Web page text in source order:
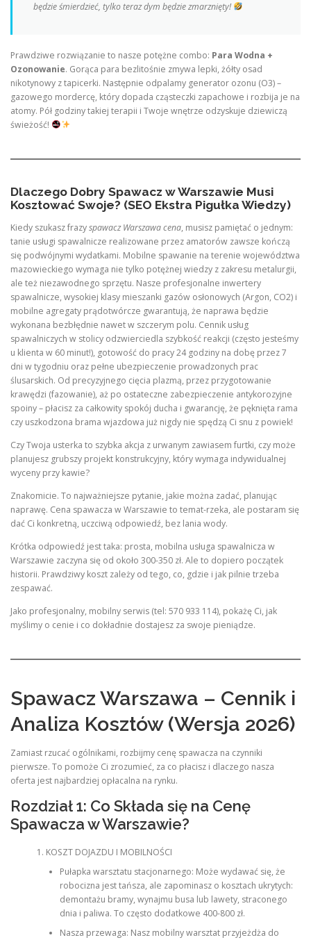
będzie śmierdzieć, tylko teraz dym będzie zmarznięty!
Prawdziwe rozwiązanie to nasze potężne combo: Para Wodna +
Ozonowanie. Gorąca para bezlitośnie zmywa lepki, żółty osad
nikotynowy z tapicerki. Następnie odpalamy generator ozonu (O3) –
gazowego mordercę, który dopada cząsteczki zapachowe i rozbija je na
atomy. Pół godziny takiej terapii i Twoje wnętrze odzyskuje dziewiczą
świeżość!
Dlaczego Dobry Spawacz w Warszawie Musi
Kosztować Swoje? (SEO Ekstra Pigułka Wiedzy)
Kiedy szukasz frazyspawacz Warszawa cena, musisz pamiętać o jednym:
tanie usługi spawalnicze realizowane przez amatorów zawsze kończą
się podwójnymi wydatkami. Mobilne spawanie na terenie województwa
mazowieckiego wymaga nie tylko potężnej wiedzy z zakresu metalurgii,
ale też niezawodnego sprzętu. Nasze profesjonalne inwertery
spawalnicze, wysokiej klasy mieszanki gazów osłonowych (Argon, CO2) i
mobilne agregaty prądotwórcze gwarantują, że naprawa będzie
wykonana bezbłędnie nawet w szczerym polu. Cennik usług
spawalniczych w stolicy odzwierciedla szybkość reakcji (często jesteśmy
u klienta w 60 minut!), gotowość do pracy 24 godziny na dobę przez 7
dni w tygodniu oraz pełne ubezpieczenie prowadzonych prac
ślusarskich. Od precyzyjnego cięcia plazmą, przez przygotowanie
krawędzi (fazowanie), aż po ostateczne zabezpieczenie antykorozyjne
spoiny – płacisz za całkowity spokój ducha i gwarancję, że pęknięta rama
czy uszkodzona brama wjazdowa już nigdy nie spędzą Ci snu z powiek!
Czy Twoja usterka to szybka akcja z urwanym zawiasem furtki, czy może
planujesz grubszy projekt konstrukcyjny, który wymaga indywidualnej
wyceny przy kawie?
Znakomicie. To najważniejsze pytanie, jakie można zadać, planując
naprawę. Cena spawacza w Warszawie to temat-rzeka, ale postaram się
dać Ci konkretną, uczciwą odpowiedź, bez lania wody.
Krótka odpowiedź jest taka: prosta, mobilna usługa spawalnicza w
Warszawie zaczyna się od około 300-350 zł. Ale to dopiero początek
historii. Prawdziwy koszt zależy od tego, co, gdzie i jak pilnie trzeba
zespawać.
Jako profesjonalny, mobilny serwis (tel: 570 933 114), pokażę Ci, jak
myślimy o cenie i co dokładnie dostajesz za swoje pieniądze.
Spawacz Warszawa – Cennik i
Analiza Kosztów (Wersja 2026)
Zamiast rzucać ogólnikami, rozbijmy cenę spawacza na czynniki
pierwsze. To pomoże Ci zrozumieć, za co płacisz i dlaczego nasza
oferta jest najbardziej opłacalna na rynku.
Rozdział 1: Co Składa się na Cenę
Spawacza w Warszawie?
KOSZT DOJAZDU I MOBILNOŚCI
Pułapka warsztatu stacjonarnego: Może wydawać się, że
robocizna jest tańsza, ale zapominasz o kosztach ukrytych:
demontażu bramy, wynajmu busa lub lawety, straconego
dnia i paliwa. To często dodatkowe 400-800 zł.
Nasza przewaga: Nasz mobilny warsztat przyjeżdża do